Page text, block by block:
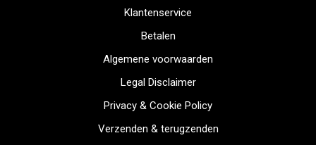
Klantenservice
Betalen
Algemene voorwaarden
Legal Disclaimer
Privacy & Cookie Policy
Verzenden & terugzenden